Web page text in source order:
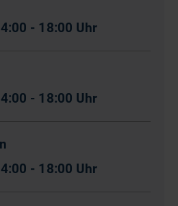
- 18:00 Uhr
- 18:00 Uhr
- 18:00 Uhr